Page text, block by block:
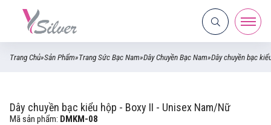
Trang Chủ»Sản Phẩm»Trang Sức Bạc Nam»Dây Chuyền Bạc Nam»Dây chuyền bạc
Dây chuyền bạc kiểu hộp - Boxy II - Unisex Nam/Nữ
Mã sản phẩm: DMKM-08